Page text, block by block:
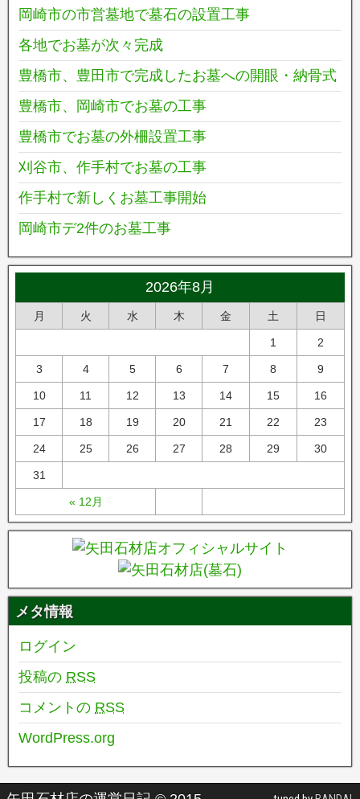
岡崎市の市営墓地で墓石の設置工事
各地でお墓が次々完成
豊橋市、豊田市で完成したお墓への開眼・納骨式
豊橋市、岡崎市でお墓の工事
豊橋市でお墓の外柵設置工事
刈谷市、作手村でお墓の工事
作手村で新しくお墓工事開始
岡崎市デ2件のお墓工事
2026年8月
月 火 水 木 金 土 日
« 12月
1 2
3 4 5 6 7 8 9
10 11 12 13 14 15 16
17 18 19 20 21 22 23
24 25 26 27 28 29 30
31
メタ情報
ログイン
投稿の RSS
コメントの RSS
WordPress.org